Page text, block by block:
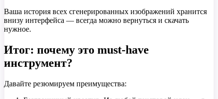
Ваша история всех сгенерированных изображений хранится
внизу интерфейса — всегда можно вернуться и скачать
нужное.
Итог: почему это must-have
инструмент?
Давайте резюмируем преимущества: